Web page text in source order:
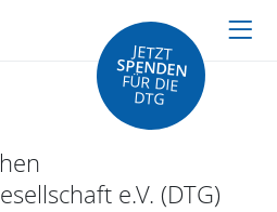
JETZT
SPENDEN
FÜR DIE
DTG
e.V. (DTG)